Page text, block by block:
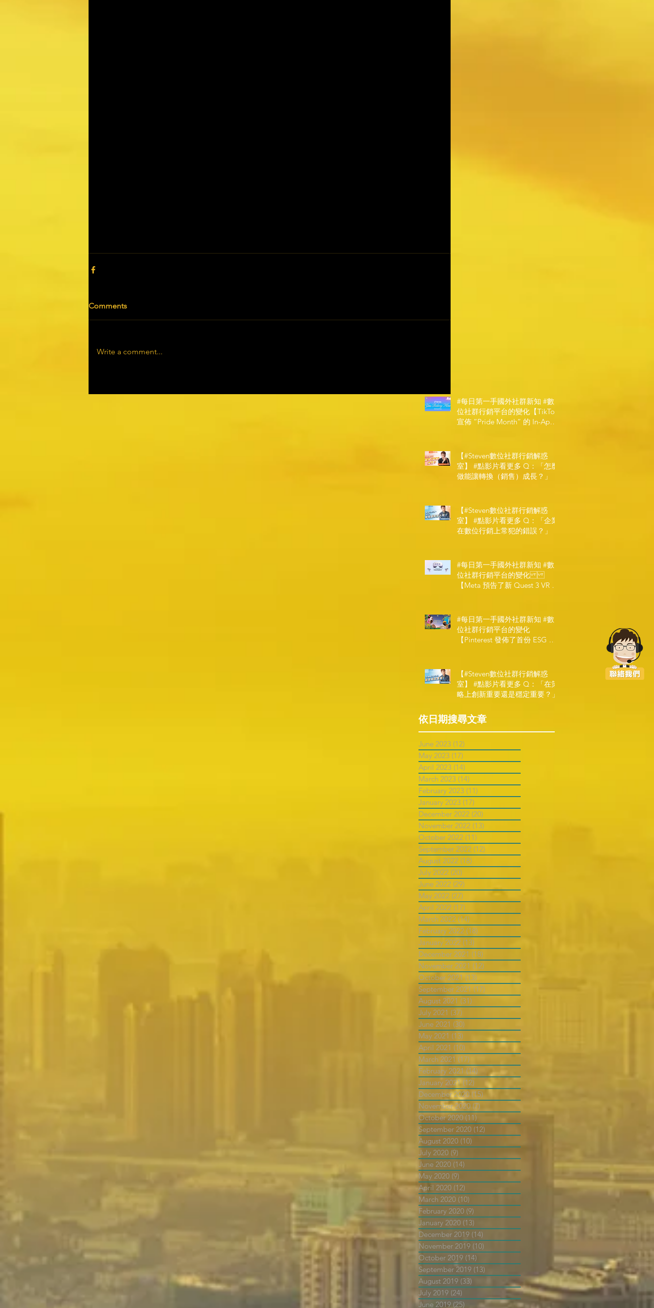
Comments
Write a comment...
#每日第一手國外社群新知 #數
位社群行銷平台的變化【TikTok
宣佈 ”Pride Month” 的 In-App
【#Steven數位社群行銷解惑
室】 #點影片看更多​ Q：「怎麼
做能讓轉換（銷售）成長？」
【#Steven數位社群行銷解惑
室】 #點影片看更多​ Q：「企業
在數位行銷上常犯的錯誤？」
#每日第一手國外社群新知 #數
位社群行銷平台的變化
【Meta 預告了新 Quest 3 VR 耳
#每日第一手國外社群新知 #數
位社群行銷平台的變化
【Pinterest 發佈了首份 ESG 報
【#Steven數位社群行銷解惑
室】 #點影片看更多​ Q：「在策
略上創新重要還是穩定重要？」
依日期搜尋文章
June 2023 (12)
May 2023 (17)
April 2023 (14)
March 2023 (14)
February 2023 (11)
January 2023 (17)
December 2022 (20)
November 2022 (13)
October 2022 (11)
September 2022 (12)
August 2022 (18)
July 2022 (20)
June 2022 (29)
May 2022 (27)
April 2022 (17)
March 2022 (14)
February 2022 (18)
January 2022 (13)
December 2021 (18)
November 2021 (12)
October 2021 (13)
September 2021 (17)
August 2021 (31)
July 2021 (37)
June 2021 (30)
May 2021 (13)
April 2021 (10) 10 posts
March 2021 (17)
February 2021 (14) 14 posts
January 2021 (12) 12 posts
December 2020 (15) 15 posts
November 2020 (7)
October 2020 (11)
September 2020 (12)
August 2020 (10)
July 2020 (9)
June 2020 (14)
May 2020 (9)
April 2020 (12)
March 2020 (10)
February 2020 (9)
January 2020 (13)
December 2019 (14)
November 2019 (10)
October 2019 (14)
September 2019 (13)
August 2019 (33)
July 2019 (24)
June 2019 (25) 25 posts